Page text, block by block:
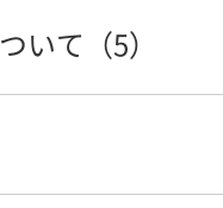
させる方法が知りたい
画面のショートカット
が届いた場合の初期登
またはカード情報編集
いて（5）
変更したい（コグニフ